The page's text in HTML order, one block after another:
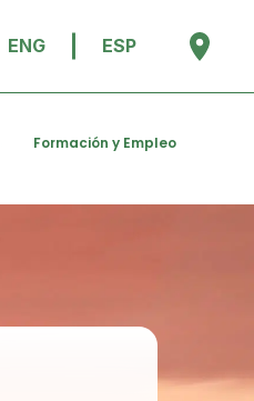
ENG ESP
Formación y Empleo